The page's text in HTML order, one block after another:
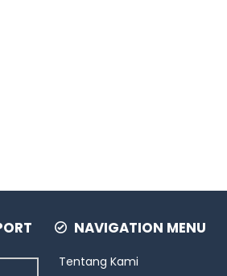
NAVIGATION MENU
Tentang Kami